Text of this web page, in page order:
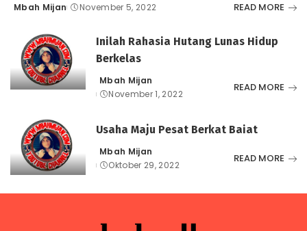
Posted
Mbah Mijan November 5, 2022 READ MORE
Inilah Rahasia Hutang Lunas Hidup
Berkelas
Posted
by
Mbah Mijan
November 1, 2022
READ MORE
Usaha Maju Pesat Berkat Baiat
Posted
by
Mbah Mijan
Oktober 29, 2022
READ MORE